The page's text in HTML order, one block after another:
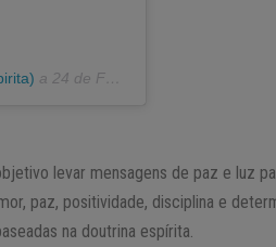
a24 de Fev, 2019 às 1:27 PST
levar mensagens de paz e luz
paz, positividade, disciplina e
na doutrina espírita.